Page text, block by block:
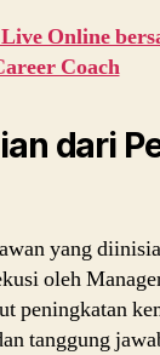
Online
Coach
dari
yang
oleh
peningkatan
tanggung